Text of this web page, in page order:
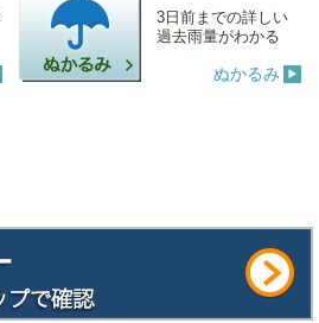
3日前までの詳しい
過去雨量がわかる
ぬかるみ